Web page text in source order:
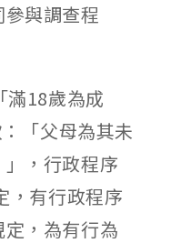
與調查程
滿18歲為成
「父母為其未
，行政程序
，有行政程序
，為有行為